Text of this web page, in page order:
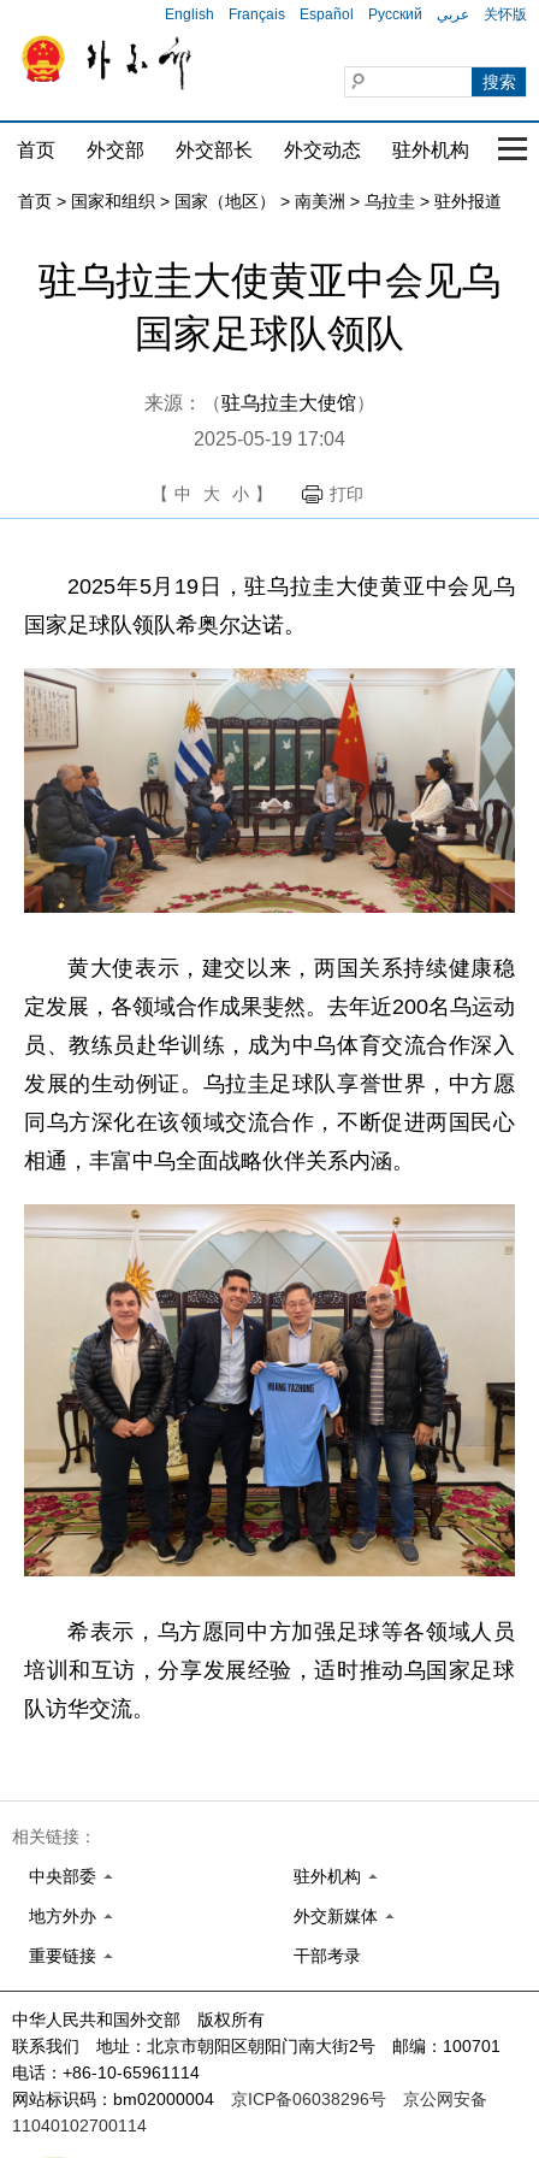
English Français Español Русский عربي 关怀版
首页 外交部 外交部长 外交动态 驻外机构 国
首页 > 国家和组织 > 国家（地区） > 南美洲 > 乌拉圭 > 驻外报道
驻乌拉圭大使黄亚中会见乌
国家足球队领队
来源：（驻乌拉圭大使馆）
2025-05-19 17:04
【 中 大 小 】 打印
2025年5月19日，驻乌拉圭大使黄亚中会见乌
国家足球队领队希奥尔达诺。
黄大使表示，建交以来，两国关系持续健康稳
定发展，各领域合作成果斐然。去年近200名乌运动
员、教练员赴华训练，成为中乌体育交流合作深入
发展的生动例证。乌拉圭足球队享誉世界，中方愿
同乌方深化在该领域交流合作，不断促进两国民心
相通，丰富中乌全面战略伙伴关系内涵。
希表示，乌方愿同中方加强足球等各领域人员
培训和互访，分享发展经验，适时推动乌国家足球
队访华交流。
相关链接：
中央部委 驻外机构
地方外办 外交新媒体
重要链接 干部考录
中华人民共和国外交部 版权所有
联系我们 地址：北京市朝阳区朝阳门南大街2号 邮编：100701
电话：+86-10-65961114
网站标识码：bm02000004 京ICP备06038296号
京公网安备
11040102700114